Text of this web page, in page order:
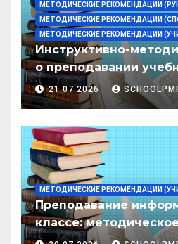
МЕТОДИЧЕСКИЕ РЕКОМЕНДАЦИИ
МЕТОДИЧЕСКИЕ РЕКОМЕНДАЦИИ
МЕТОДИЧЕСКИЕ РЕКОМЕНДАЦИИ
Инструктивно-
о преподавании
дисциплин в
образования ПМР на
21.07.2026
МЕТОДИЧЕСКИЕ РЕКОМЕНДАЦИИ
Преподавание
классе: